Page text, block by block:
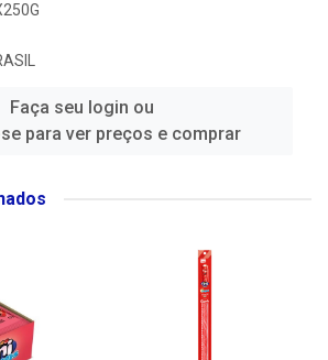
Faça seu login ou
para ver preços e comprar